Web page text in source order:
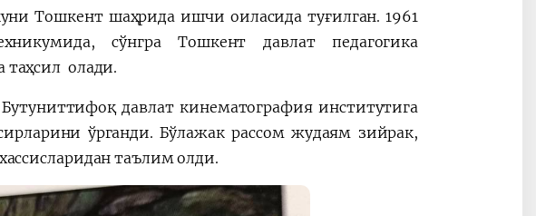
Тошкент шаҳрида ишчи оиласида туғилган. 1961
сўнгра Тошкент давлат педагогика
таҳсил олади.
давлат кинематография институтига
ўрганди. Бўлажак рассом жудаям зийрак,
таълим олди.